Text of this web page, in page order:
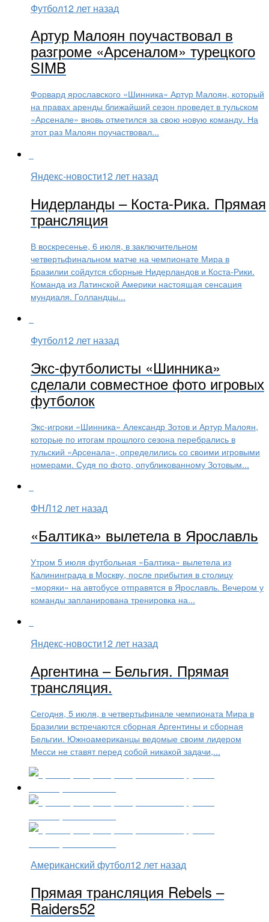
Футбол12 лет назад
Артур Малоян поучаствовал в
разгроме «Арсеналом» турецкого
SIMB
Форвард ярославского «Шинника» Артур Малоян, который
на правах аренды ближайший сезон проведет в тульском
«Арсенале» вновь отметился за свою новую команду. На
этот раз Малоян поучаствовал...
Яндекс-новости12 лет назад
Нидерланды – Коста-Рика. Прямая
трансляция
В воскресенье, 6 июля, в заключительном
четвертьфинальном матче на чемпионате Мира в
Бразилии сойдутся сборные Нидерландов и Коста-Рики.
Команда из Латинской Америки настоящая сенсация
мундиаля. Голландцы...
Футбол12 лет назад
Экс-футболисты «Шинника»
сделали совместное фото игровых
футболок
Экс-игроки «Шинника» Александр Зотов и Артур Малоян,
которые по итогам прошлого сезона перебрались в
тульский «Арсенала», определились со своими игровыми
номерами. Судя по фото, опубликованному Зотовым...
ФНЛ12 лет назад
«Балтика» вылетела в Ярославль
Утром 5 июля футбольная «Балтика» вылетела из
Калининграда в Москву, после прибытия в столицу
«моряки» на автобусе отправятся в Ярославль. Вечером у
команды запланирована тренировка на...
Яндекс-новости12 лет назад
Аргентина – Бельгия. Прямая
трансляция.
Сегодня, 5 июля, в четвертьфинале чемпионата Мира в
Бразилии встречаются сборная Аргентины и сборная
Бельгии. Южноамериканцы ведомые своим лидером
Месси не ставят перед собой никакой задачи,...
Американский футбол12 лет назад
Прямая трансляция Rebels –
Raiders52